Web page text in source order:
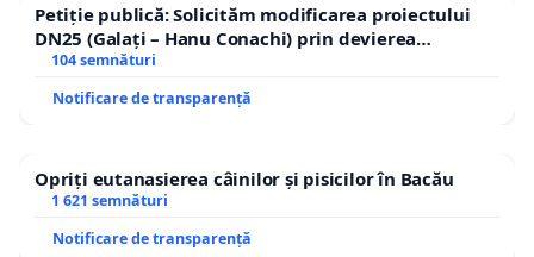
Petiție publică: Solicităm modificarea proiectului
DN25 (Galați – Hanu Conachi) prin devierea
traseului în afara localităților!
104 semnături
Notificare de transparență
Opriți eutanasierea câinilor și pisicilor în Bacău
1 621 semnături
Notificare de transparență